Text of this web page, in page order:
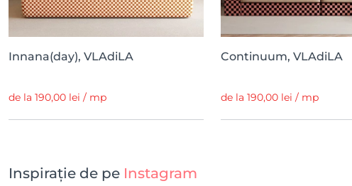
Innana(day), VLAdiLA
de la 190,00 lei / mp
Continuum, VLAdiLA
de la 190,00 lei / mp
Inspirație de pe Instagram